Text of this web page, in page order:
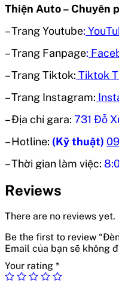
Thiện Auto – Chuyên
– Trang Youtube:
– Trang Fanpage:
– Trang Tiktok: Tiktok
– Trang Instagram:
– Địa chỉ gara: 731 Đỗ
– Hotline: (Kỹ thuật)
– Thời gian làm việc:
Reviews
There are no reviews yet.
Be the first to review
Email của bạn sẽ không
Your rating *